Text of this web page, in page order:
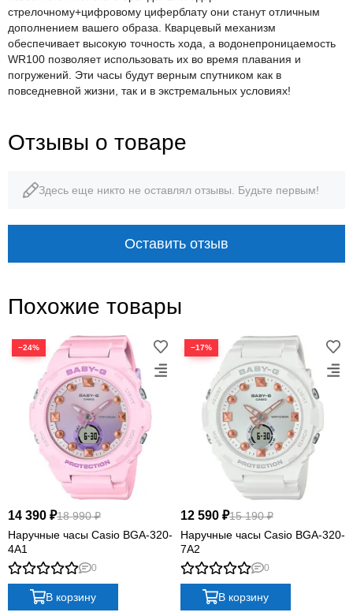
стрелочному+цифровому циферблату они станут отличным
дополнением вашего образа. Кварцевый механизм
обеспечивает высокую точность хода, а водонепроницаемость
WR100 позволяет использовать их во время плавания и
погружений. Эти часы будут верным спутником как в
повседневной жизни, так и в экстремальных условиях!
Отзывы о товаре
Здесь еще никто не оставлял отзывы. Будьте первым!
Оставить отзыв
Похожие товары
−24%
14 390 ₽18 990 ₽
Наручные часы Casio BGA-320-
4A1
0
В корзину
−17%
12 590 ₽15 190 ₽
Наручные часы Casio BGA-320-
7A2
0
В корзину